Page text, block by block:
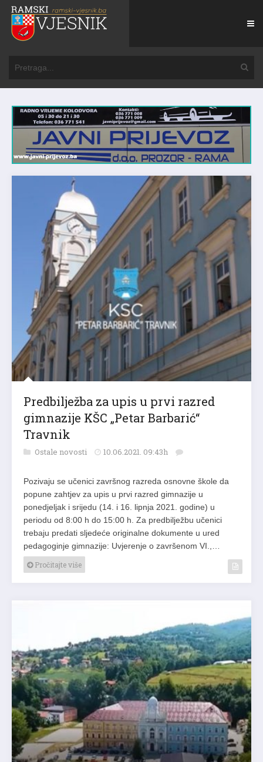
Predbilježba za upis u prvi razred
gimnazije KŠC „Petar Barbarić“
Travnik
Ostale novosti 10.06.2021. 09:43h
Pozivaju se učenici završnog razreda osnovne škole da
popune zahtjev za upis u prvi razred gimnazije u
ponedjeljak i srijedu (14. i 16. lipnja 2021. godine) u
periodu od 8:00 h do 15:00 h. Za predbilježbu učenici
trebaju predati sljedeće originalne dokumente u ured
pedagoginje gimnazije: Uvjerenje o završenom VI.,…
Pročitajte više